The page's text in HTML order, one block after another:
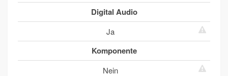
Digital Audio
Ja
Komponente
Nein